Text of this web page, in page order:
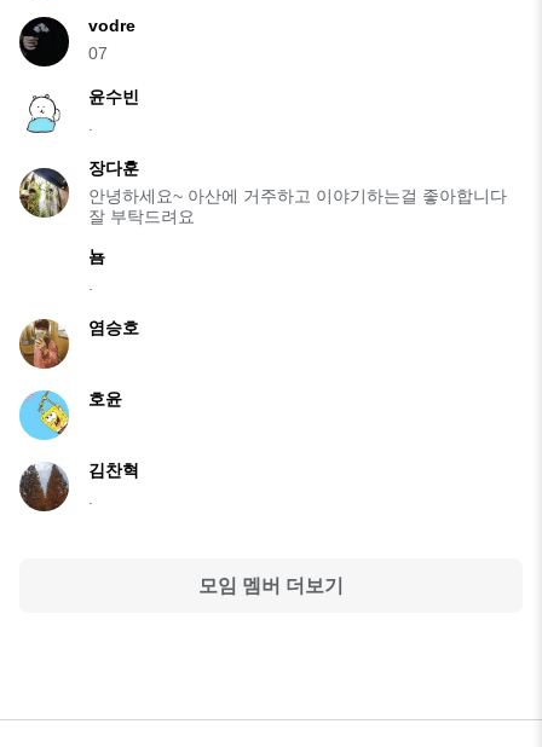
vodre
07
윤수빈
.
장다훈
안녕하세요~ 아산에 거주하고 이야기하는걸 좋아합니다
잘 부탁드려요
뇸
.
염승호
호윤
김찬혁
.
모임 멤버 더보기